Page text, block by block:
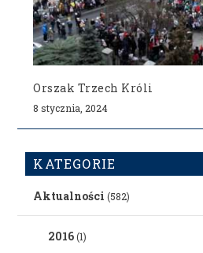
Orszak Trzech Króli
8 stycznia, 2024
KATEGORIE
Aktualności (582)
2016(1)